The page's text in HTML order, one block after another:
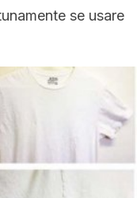
se usare